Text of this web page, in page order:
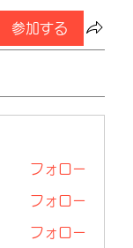
参加する
フォロー
フォロー
フォロー